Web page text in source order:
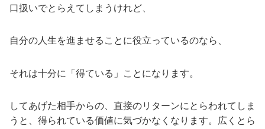
口扱いでとらえてしまうけれど、
自分の人生を進ませることに役立っているのなら、
それは十分に「得ている」ことになります。
してあげた相手からの、直接のリターンにとらわれてしま
うと、得られている価値に気づかなくなります。広くとら